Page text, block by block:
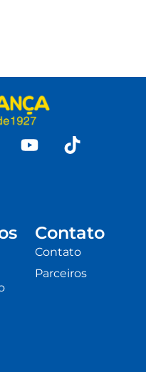
Contato
Contato
Parceiros